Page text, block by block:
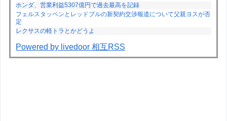
ホンダ、営業利益5307億円で過去最高を記録
フェルスタッペンとレッドブルの新契約交渉報道について父親ヨスが否
定
レクサスの軽トラとかどうよ
Powered by livedoor 相互RSS